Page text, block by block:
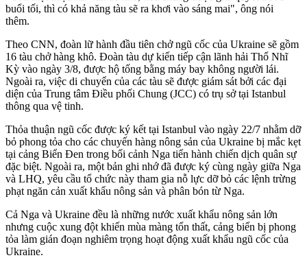
buổi tối, thì có khả năng tàu sẽ ra khơi vào sáng mai", ông nói
thêm.
Theo CNN, đoàn lữ hành đầu tiên chở ngũ cốc của Ukraine sẽ gồm
16 tàu chở hàng khô. Đoàn tàu dự kiến tiếp cận lãnh hải Thổ Nhĩ
Kỳ vào ngày 3/8, được hộ tống bằng máy bay không người lái.
Ngoài ra, việc di chuyển của các tàu sẽ được giám sát bởi các đại
diện của Trung tâm Điều phối Chung (JCC) có trụ sở tại Istanbul
thông qua vệ tinh.
Thỏa thuận ngũ cốc được ký kết tại Istanbul vào ngày 22/7 nhằm dỡ
bỏ phong tỏa cho các chuyến hàng nông sản của Ukraine bị mắc kẹt
tại cảng Biển Đen trong bối cảnh Nga tiến hành chiến dịch quân sự
đặc biệt. Ngoài ra, một bản ghi nhớ đã được ký cùng ngày giữa Nga
và LHQ, yêu cầu tổ chức này tham gia nỗ lực dỡ bỏ các lệnh trừng
phạt ngăn cản xuất khẩu nông sản và phân bón từ Nga.
Cả Nga và Ukraine đều là những nước xuất khẩu nông sản lớn
nhưng cuộc xung đột khiến mùa màng tổn thất, cảng biển bị phong
tỏa làm gián đoạn nghiêm trọng hoạt động xuất khẩu ngũ cốc của
Ukraine.